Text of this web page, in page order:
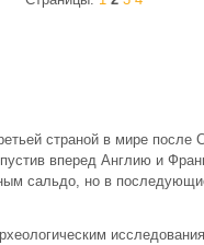
страной в мире
вперед Англию и
сальдо, но в